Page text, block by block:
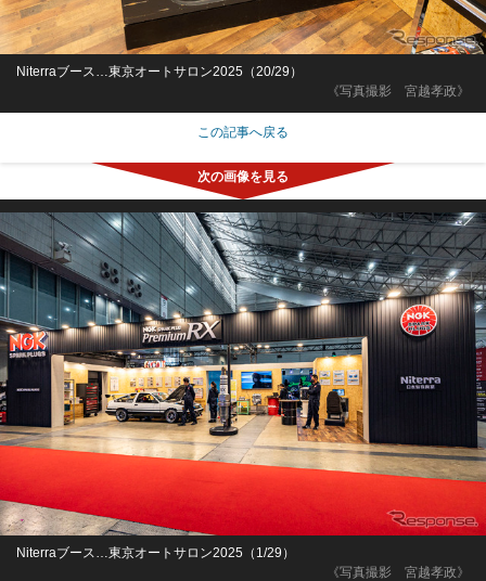
《写真撮影 宮越孝政》
Niterraブース…東京オートサロン2025（20/29）
この記事へ戻る
《写真撮影 宮越孝政》
Niterraブース…東京オートサロン2025（1/29）